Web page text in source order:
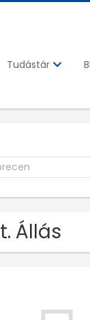
Tudástár
Állás